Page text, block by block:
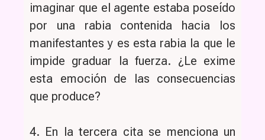
imaginar que el agente estaba poseído
por una rabia contenida hacia los
manifestantes y es esta rabia la que le
impide graduar la fuerza. ¿Le exime
esta emoción de las consecuencias
que produce?
4. En la tercera cita se menciona un